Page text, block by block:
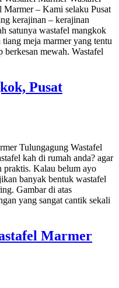
– Kami selaku Pusat
kerajinan – kerajinan
satunya wastafel mangkok
meja marmer yang tentu
mewah. Wastafel
Pusat
Tulungagung Wastafel
kah di rumah anda? agar
praktis. Kalau belum ayo
banyak bentuk wastafel
Gambar di atas
yang sangat cantik sekali
Marmer